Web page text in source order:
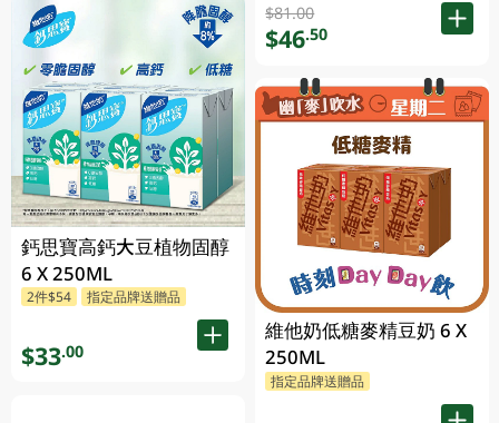
鈣思寶高鈣大豆植物固醇
6 X 250ML
2件$54 指定品牌送贈品
$33.00
$81.00
$46.50
維他奶低糖麥精豆奶 6 X
250ML
指定品牌送贈品